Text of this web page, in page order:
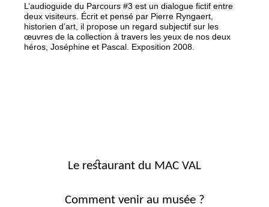
L’audioguide du Parcours #3 est un dialogue fictif entre
deux visiteurs. Écrit et pensé par Pierre Ryngaert,
historien d’art, il propose un regard subjectif sur les
œuvres de la collection à travers les yeux de nos deux
héros, Joséphine et Pascal. Exposition 2008.
Le restaurant du MAC VAL
Comment venir au musée ?